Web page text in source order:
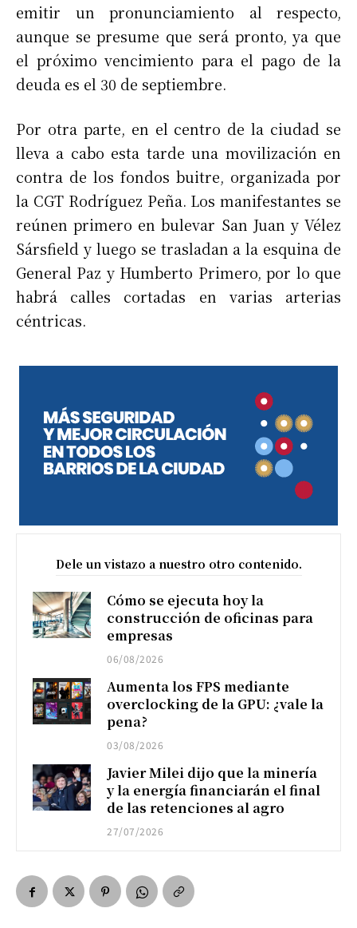
emitir un pronunciamiento al respecto,
aunque se presume que será pronto, ya que
el próximo vencimiento para el pago de la
deuda es el 30 de septiembre.
Por otra parte, en el centro de la ciudad se
lleva a cabo esta tarde una movilización en
contra de los fondos buitre, organizada por
la CGT Rodríguez Peña. Los manifestantes se
reúnen primero en bulevar San Juan y Vélez
Sársfield y luego se trasladan a la esquina de
General Paz y Humberto Primero, por lo que
habrá calles cortadas en varias arterias
céntricas.
Dele un vistazo a nuestro otro contenido.
Cómo se ejecuta hoy la
construcción de oficinas para
empresas
06/08/2026
Aumenta los FPS mediante
overclocking de la GPU: ¿vale la
pena?
03/08/2026
Javier Milei dijo que la minería
y la energía financiarán el final
de las retenciones al agro
27/07/2026